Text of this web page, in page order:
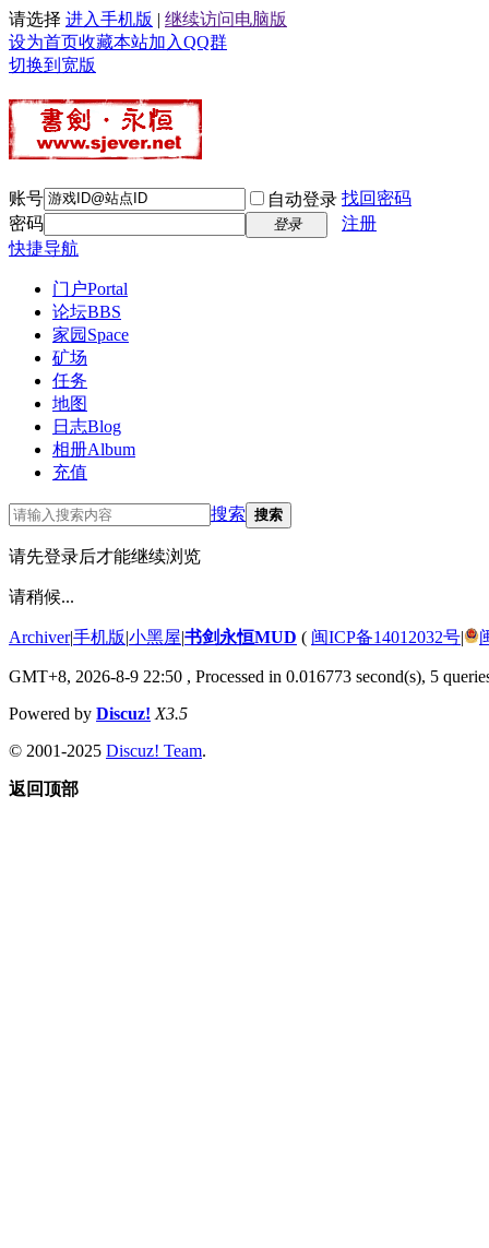
请选择 进入手机版 | 继续访问电脑版
设为首页收藏本站加入QQ群
切换到宽版
账号 自动登录 找回密码
密码
登录
注册
快捷导航
门户Portal
论坛BBS
家园 Space
矿场
任务
地图
日志Blog
相册Album
充值
搜索 搜索
请先登录后才能继续浏览
请稍候...
Archiver|手机版|小黑屋|书剑永恒MUD ( 闽ICP备14012032号|
GMT+8, 2026-8-9 22:50 , Processed in 0.016773 second(s), 5
Powered by Discuz! X3.5
© 2001-2025 Discuz! Team.
返回顶部